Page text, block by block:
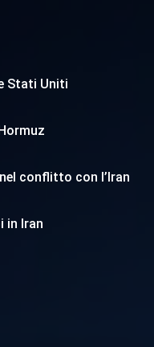
Stati Uniti
conflitto con l’Iran
in Iran